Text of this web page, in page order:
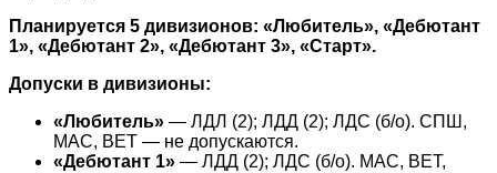
Планируется 5 дивизионов: «Любитель», «Дебютант
1», «Дебютант 2», «Дебютант 3», «Старт».
Допуски в дивизионы:
«Любитель» — ЛДЛ (2); ЛДД (2); ЛДС (б/о). СПШ,
МАС, ВЕТ — не допускаются.
«Дебютант 1» — ЛДД (2); ЛДС (б/о). МАС, ВЕТ,